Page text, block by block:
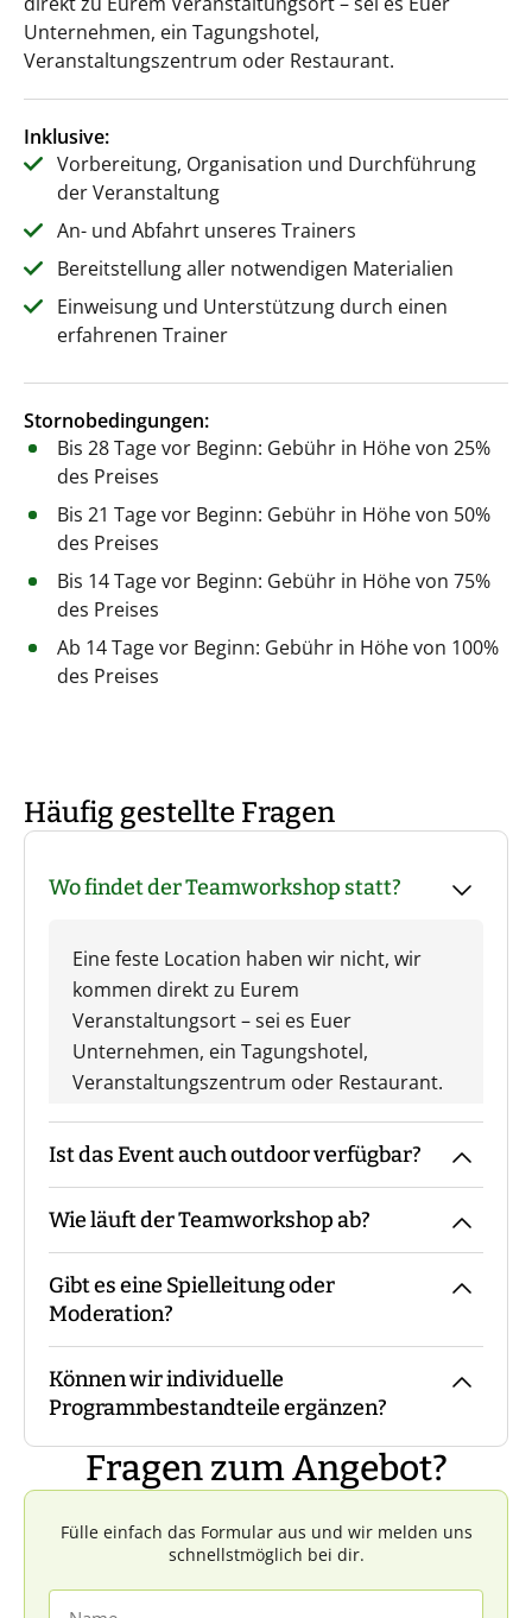
Unternehmen, ein Tagungshotel,
Veranstaltungszentrum oder Restaurant.
Inklusive:
Vorbereitung, Organisation und Durchführung
der Veranstaltung
An- und Abfahrt unseres Trainers
Bereitstellung aller notwendigen Materialien
Einweisung und Unterstützung durch einen
erfahrenen Trainer
Stornobedingungen:
Bis 28 Tage vor Beginn: Gebühr in Höhe von 25%
des Preises
Bis 21 Tage vor Beginn: Gebühr in Höhe von 50%
des Preises
Bis 14 Tage vor Beginn: Gebühr in Höhe von 75%
des Preises
Ab 14 Tage vor Beginn: Gebühr in Höhe von 100%
des Preises
Häufig gestellte Fragen
Wo findet der Teamworkshop statt?
Eine feste Location haben wir nicht, wir
kommen direkt zu Eurem
Veranstaltungsort – sei es Euer
Unternehmen, ein Tagungshotel,
Veranstaltungszentrum oder Restaurant.
Ist das Event auch outdoor verfügbar?
Wir führen das Event aufgrund des
Charakters der Spiele nur indoor durch.
Wie läuft der Teamworkshop ab?
Der Trainer kommt mit den Materialien
zum vereinbarten Treffpunkt, macht die
Begrüßung und eine Einweisung in
Materialien und Ablauf, bevor es losgeht.
Während des Events begleitet Euch der
Trainer die ganze Zeit bzw. steht für Fragen
zur Verfügung. Am Ende macht der Trainer
Gibt es eine Spielleitung oder
Moderation?
Bei unserem Teamworkshop ist immer ein
Trainer mit Euch vor Ort.
Können wir individuelle
Programmbestandteile ergänzen?
Das ist in der Regel nicht möglich.
Fragen zum Angebot?
Fülle einfach das Formular aus und wir melden uns
schnellstmöglich bei dir.